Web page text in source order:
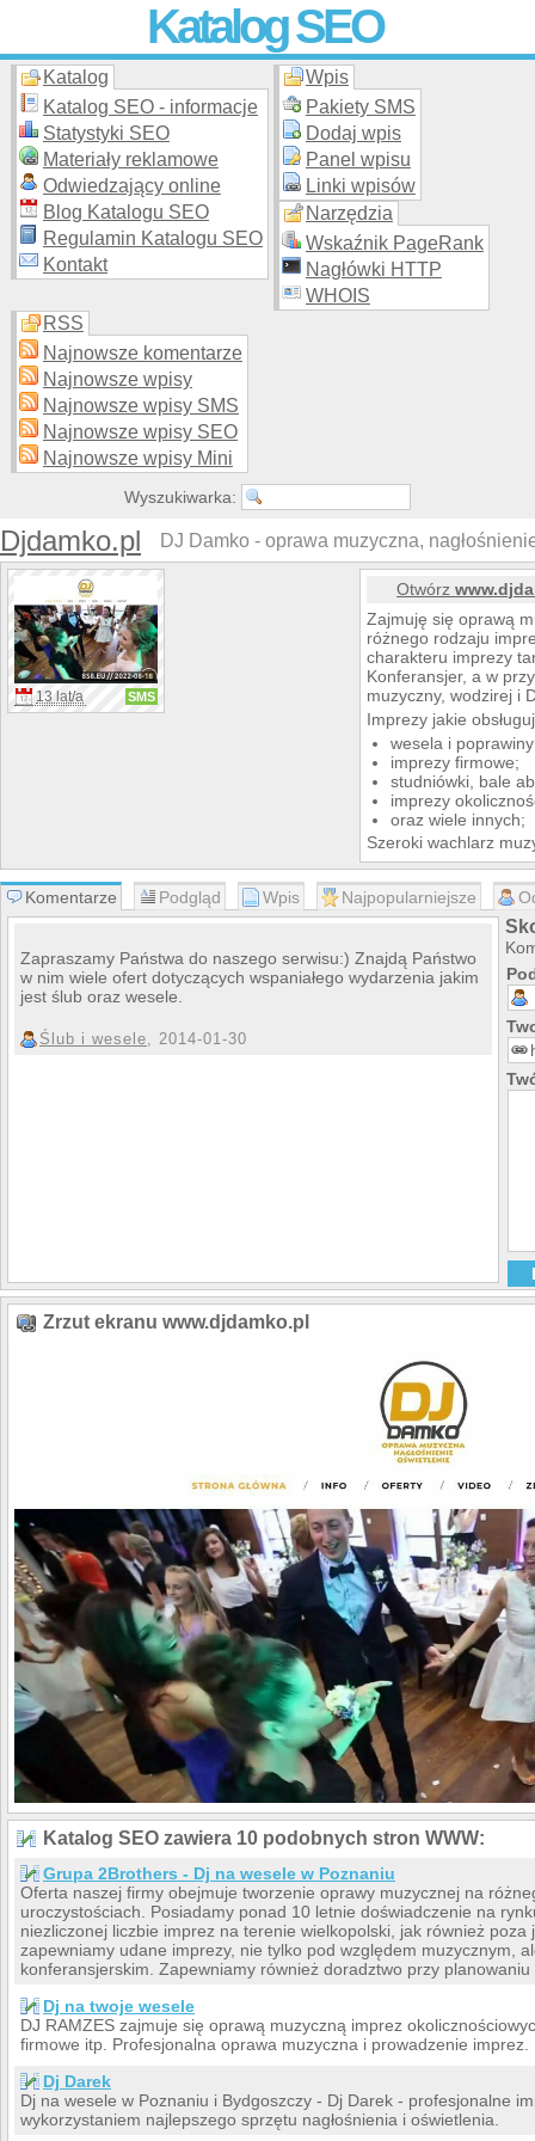
Katalog SEO
Skuteczna i promocja stron WWW –
moderowanego katalogu za darmo!
Katalog
Katalog SEO - informacje
Statystyki SEO
Materiały reklamowe
Odwiedzający online
Blog Katalogu SEO
Regulamin Katalogu SEO
Kontakt
Wpis
Pakiety SMS
Dodaj wpis
Panel wpisu
Linki wpisów
Narzędzia
Wskaźnik PageRank
Nagłówki HTTP
WHOIS
RSS
Najnowsze komentarze
Najnowsze wpisy
Najnowsze wpisy SMS
Najnowsze wpisy SEO
Najnowsze wpisy Mini
Wyszukiwarka:
Djdamko.pl DJ Damko - oprawa muzyczna,
13 lat/a SMS
Otwórz
Zajmuję się oprawą
różnego rodzaju
charakteru imprezy
Konferansjer, a w
muzyczny, wodzirej i
Imprezy jakie
wesela i
imprezy firmowe;
studniówki, bale
imprezy
oraz wiele innych;
Szeroki wachlarz
sprzęt
podejście do
pomysłów to
impreza będzie
Zapraszam
stronie internetowej.
W razie jakichkolwiek
Komentarze Podgląd Wpis Najpopularniejsze
Zapraszamy Państwa do naszego serwisu:) Znajdą Państwo
w nim wiele ofert dotyczących wspaniałego wydarzenia jakim
jest ślub oraz wesele.
Ślub i wesele, 2014-01-30
Zrzut ekranu www.djdamko.pl
Katalog SEO zawiera 10 podobnych stron WWW:
Grupa 2Brothers - Dj na wesele w Poznaniu
Oferta naszej firmy obejmuje tworzenie oprawy muzycznej na
uroczystościach. Posiadamy ponad 10 letnie doświadczenie na
niezliczonej liczbie imprez na terenie wielkopolski, jak również
zapewniamy udane imprezy, nie tylko pod względem muzycznym,
konferansjerskim. Zapewniamy również doradztwo przy
Dj na twoje wesele
DJ RAMZES zajmuje się oprawą muzyczną imprez
firmowe itp. Profesjonalna oprawa muzyczna i prowadzenie
Dj Darek
Dj na wesele w Poznaniu i Bydgoszczy - Dj Darek - profesjonalne
wykorzystaniem najlepszego sprzętu nagłośnienia i oświetlenia.